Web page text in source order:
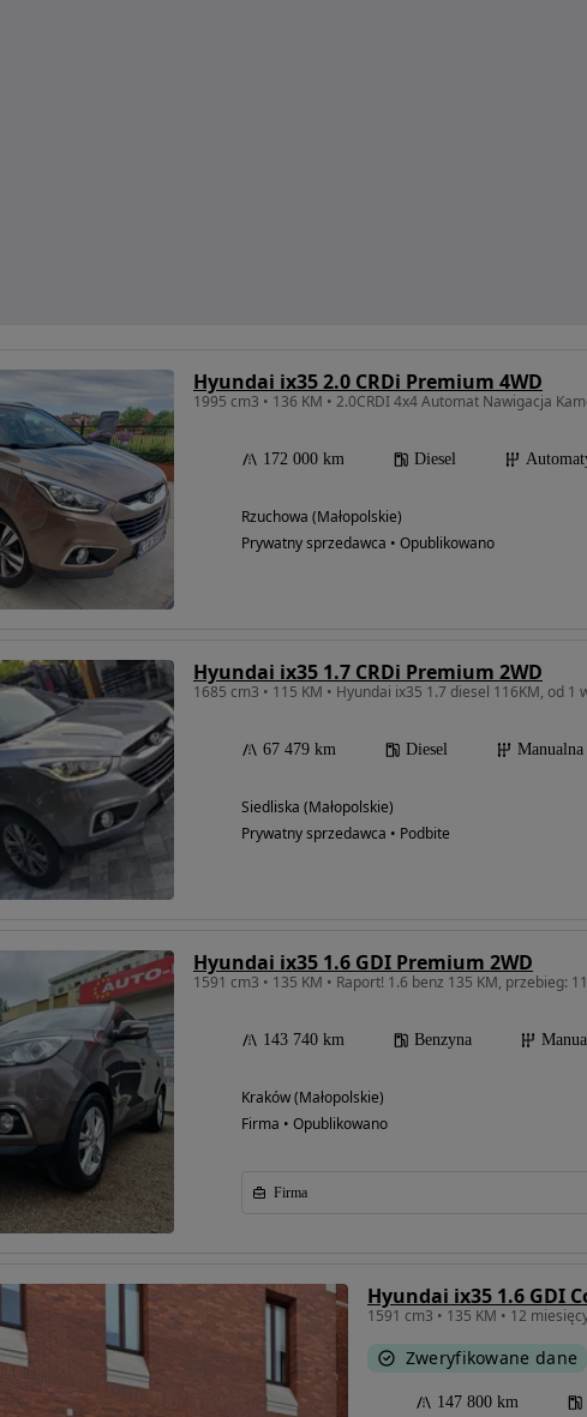
Hyundai ix35 2.0 CRDi Premium 4WD
172 000 km Diesel
Rzuchowa (Małopolskie)
Prywatny sprzedawca • Opublikowano
Hyundai ix35 1.7 CRDi Premium 2WD
67 479 km Diesel Manualna
Siedliska (Małopolskie)
Prywatny sprzedawca • Podbite
Hyundai ix35 1.6 GDI Premium 2WD
143 740 km Benzyna
Kraków (Małopolskie)
Firma • Opublikowano
Firma
Hyundai ix35 1.6 GDI
Zweryfikowane dane
147 800 km